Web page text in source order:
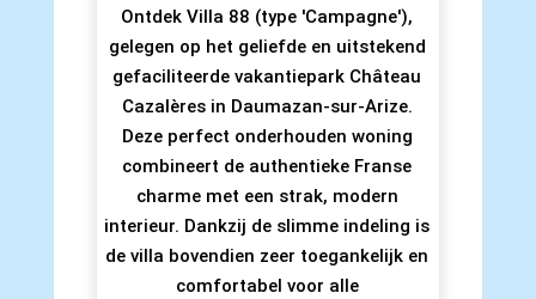
Ontdek Villa 88 (type 'Campagne'),
gelegen op het geliefde en uitstekend
gefaciliteerde vakantiepark Château
Cazalères in Daumazan-sur-Arize.
Deze perfect onderhouden woning
combineert de authentieke Franse
charme met een strak, modern
interieur. Dankzij de slimme indeling is
de villa bovendien zeer toegankelijk en
comfortabel voor alle